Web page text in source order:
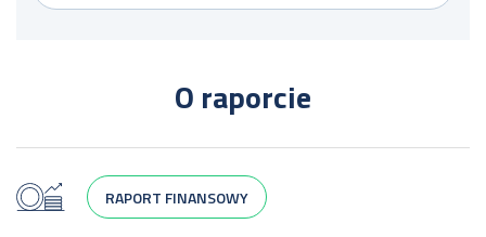
O raporcie
RAPORT FINANSOWY